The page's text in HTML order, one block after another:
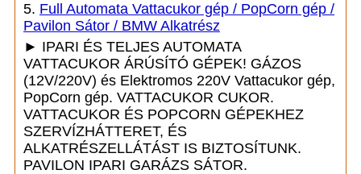
5. Full Automata Vattacukor gép / PopCorn gép /
Pavilon Sátor / BMW Alkatrész
► IPARI ÉS TELJES AUTOMATA
VATTACUKOR ÁRÚSÍTÓ GÉPEK! GÁZOS
(12V/220V) és Elektromos 220V Vattacukor gép,
PopCorn gép. VATTACUKOR CUKOR.
VATTACUKOR ÉS POPCORN GÉPEKHEZ
SZERVÍZHÁTTERET, ÉS
ALKATRÉSZELLÁTÁST IS BIZTOSÍTUNK.
PAVILON IPARI GARÁZS SÁTOR.